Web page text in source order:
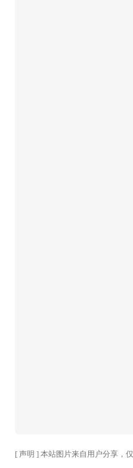
[ 声明 ] 本站图片来自用户分享，